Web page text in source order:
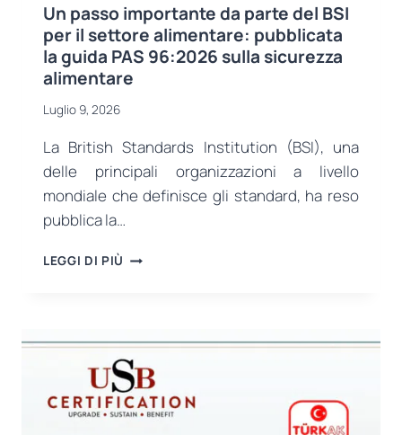
Un passo importante da parte del BSI
per il settore alimentare: pubblicata
la guida PAS 96:2026 sulla sicurezza
alimentare
Luglio 9, 2026
La British Standards Institution (BSI), una
delle principali organizzazioni a livello
mondiale che definisce gli standard, ha reso
pubblica la…
LEGGI DI PIÙ UN
DEL
BSI
PER
IL